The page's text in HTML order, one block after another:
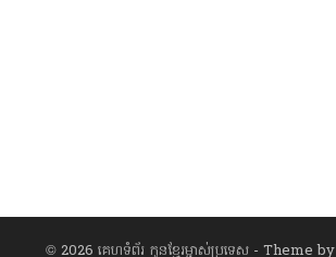
© 2026 គេហទំព័រ កូនខ្មែរម្ចាស់ប្រទេស- Theme by